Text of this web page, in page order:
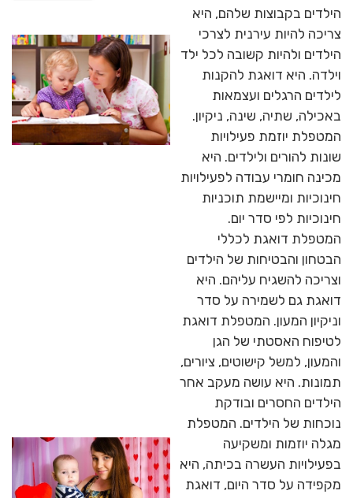
הילדים בקבוצות שלהם, היא
צריכה להיות עירנית לצרכי
הילדים ולהיות קשובה לכל ילד
וילדה. היא דואגת להקנות
לילדים הרגלים ועצמאות
באכילה, שתיה, שינה, ניקיון.
המטפלת יוזמת פעילויות
שונות להורים ולילדים. היא
מכינה חומרי עבודה לפעילויות
חינוכיות ומיישמת תוכניות
חינוכיות לפי סדר יום.
המטפלת דואגת לכללי
הבטחון והבטיחות של הילדים
וצריכה להשגיח עליהם. היא
דואגת גם לשמירה על סדר
וניקיון המעון. המטפלת דואגת
לטיפוח האסטתי של הגן
והמעון, למשל קישוטים, ציורים,
תמונות. היא עושה מעקב אחר
הילדים החסרים ובודקת
נוכחות של הילדים. המטפלת
מגלה יוזמות ומשקיעה
בפעילויות העשרה בכיתה, היא
מקפידה על סדר היום, דואגת